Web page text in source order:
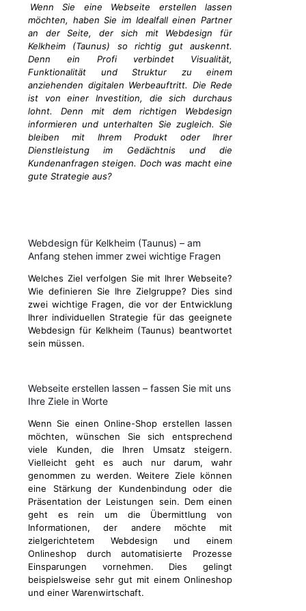
Wenn Sie eine Webseite erstellen lassen
möchten, haben Sie im Idealfall einen Partner
an der Seite, der sich mit Webdesign für
Kelkheim (Taunus) so richtig gut auskennt.
Denn ein Profi verbindet Visualität,
Funktionalität und Struktur zu einem
anziehenden digitalen Werbeauftritt. Die Rede
ist von einer Investition, die sich durchaus
lohnt. Denn mit dem richtigen Webdesign
informieren und unterhalten Sie zugleich. Sie
bleiben mit Ihrem Produkt oder Ihrer
Dienstleistung im Gedächtnis und die
Kundenanfragen steigen. Doch was macht eine
gute Strategie aus?
Webdesign für Kelkheim (Taunus) – am
Anfang stehen immer zwei wichtige Fragen
Welches Ziel verfolgen Sie mit Ihrer Webseite?
Wie definieren Sie Ihre Zielgruppe? Dies sind
zwei wichtige Fragen, die vor der Entwicklung
Ihrer individuellen Strategie für das geeignete
Webdesign für Kelkheim (Taunus) beantwortet
sein müssen.
Webseite erstellen lassen – fassen Sie mit uns
Ihre Ziele in Worte
Wenn Sie einen Online-Shop erstellen lassen
möchten, wünschen Sie sich entsprechend
viele Kunden, die Ihren Umsatz steigern.
Vielleicht geht es auch nur darum, wahr
genommen zu werden. Weitere Ziele können
eine Stärkung der Kundenbindung oder die
Präsentation der Leistungen sein. Dem einen
geht es rein um die Übermittlung von
Informationen, der andere möchte mit
zielgerichtetem Webdesign und einem
Onlineshop durch automatisierte Prozesse
Einsparungen vornehmen. Dies gelingt
beispielsweise sehr gut mit einem Onlineshop
und einer Warenwirtschaft.